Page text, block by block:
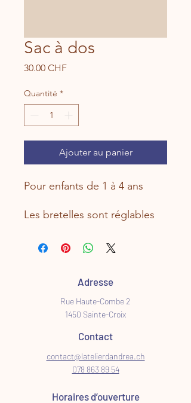
Sac à dos
30.00 CHFPrix
Quantité *
Ajouter au panier
Pour enfants de 1 à 4 ans
Les bretelles sont réglables
Adresse
Rue Haute-Combe 2
1450 Sainte-Croix
Contact
contact@latelierdandrea.ch
078 863 89 54
Horaires d’ouverture